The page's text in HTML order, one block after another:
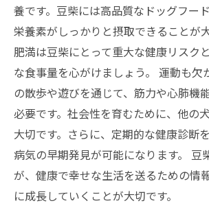
養です。豆柴には高品質なドッグフー
栄養素がしっかりと摂取できることが
肥満は豆柴にとって重大な健康リスク
な食事量を心がけましょう。 運動も欠
の散歩や遊びを通じて、筋力や心肺機
必要です。社会性を育むために、他の
大切です。さらに、定期的な健康診断
病気の早期発見が可能になります。 豆
が、健康で幸せな生活を送るための情
に成長していくことが大切です。